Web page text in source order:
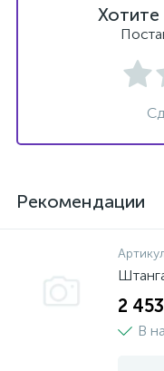
Хотите
Рекомендации
2
В